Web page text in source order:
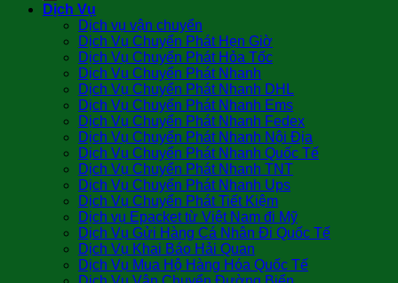
Dịch Vụ
Dịch vụ vận chuyển
Dịch Vụ Chuyển Phát Hẹn Giờ
Dịch Vụ Chuyển Phát Hỏa Tốc
Dịch Vụ Chuyển Phát Nhanh
Dịch Vụ Chuyển Phát Nhanh DHL
Dịch Vụ Chuyển Phát Nhanh Ems
Dịch Vụ Chuyển Phát Nhanh Fedex
Dịch Vụ Chuyển Phát Nhanh Nội Địa
Dịch Vụ Chuyển Phát Nhanh Quốc Tế
Dịch Vụ Chuyển Phát Nhanh TNT
Dịch Vụ Chuyển Phát Nhanh Ups
Dịch Vụ Chuyển Phát Tiết Kiệm
Dịch vụ Epacket từ Việt Nam đi Mỹ
Dịch Vụ Gửi Hàng Cá Nhân Đi Quốc Tế
Dịch Vụ Khai Báo Hải Quan
Dịch Vụ Mua Hộ Hàng Hóa Quốc Tế